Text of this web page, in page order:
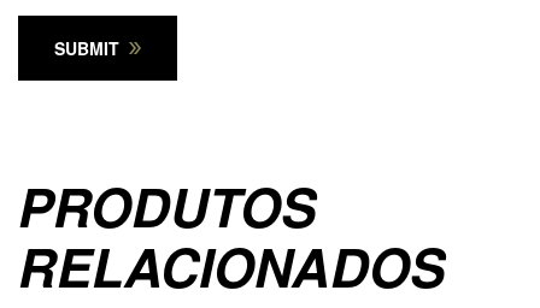
SUBMIT
PRODUTOS
RELACIONADOS